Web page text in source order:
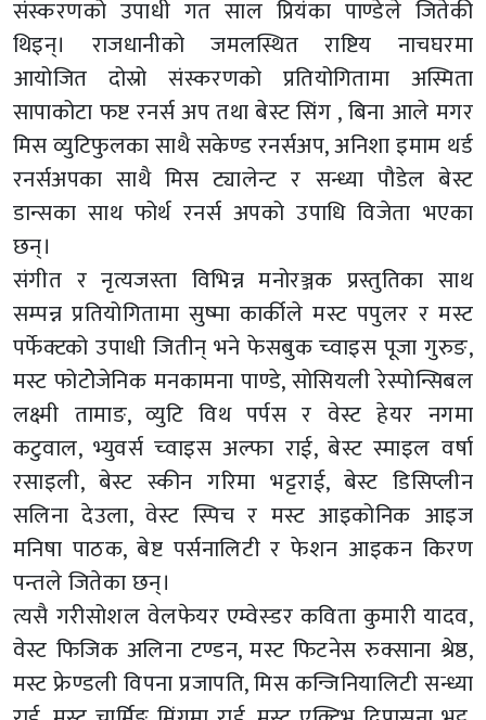
संस्करणको उपाधी गत साल प्रियंका पाण्डेले जितेकी
थिइन्। राजधानीको जमलस्थित राष्टिय नाचघरमा
आयोजित दोस्रो संस्करणको प्रतियोगितामा अस्मिता
सापाकोटा फष्ट रनर्स अप तथा बेस्ट सिंग , बिना आले मगर
मिस व्युटिफुलका साथै सकेण्ड रनर्सअप, अनिशा इमाम थर्ड
रनर्सअपका साथै मिस ट्यालेन्ट र सन्ध्या पौडेल बेस्ट
डान्सका साथ फोर्थ रनर्स अपको उपाधि विजेता भएका
छन्।
संगीत र नृत्यजस्ता विभिन्न मनोरञ्जक प्रस्तुतिका साथ
सम्पन्न प्रतियोगितामा सुष्मा कार्कीले मस्ट पपुलर र मस्ट
पर्फेक्टको उपाधी जितीन् भने फेसबुक च्वाइस पूजा गुरुङ,
मस्ट फोटोेजेनिक मनकामना पाण्डे, सोसियली रेस्पोन्सिबल
लक्ष्मी तामाङ, व्युटि विथ पर्पस र वेस्ट हेयर नगमा
कटुवाल, भ्युवर्स च्वाइस अल्फा राई, बेस्ट स्माइल वर्षा
रसाइली, बेस्ट स्कीन गरिमा भट्टराई, बेस्ट डिसिप्लीन
सलिना देउला, वेस्ट स्पिच र मस्ट आइकोनिक आइज
मनिषा पाठक, बेष्ट पर्सनालिटी र फेशन आइकन किरण
पन्तले जितेका छन्।
त्यसै गरीसोशल वेलफेयर एम्वेस्डर कविता कुमारी यादव,
वेस्ट फिजिक अलिना टण्डन, मस्ट फिटनेस रुक्साना श्रेष्ठ,
मस्ट फ्रेण्डली विपना प्रजापति, मिस कन्जिनियालिटी सन्ध्या